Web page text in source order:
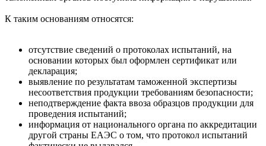
К таким основаниям относятся:
отсутствие сведений о протоколах испытаний, на
основании которых был оформлен сертификат или
декларация;
выявление по результатам таможенной экспертизы
несоответствия продукции требованиям безопасности;
неподтверждение факта ввоза образцов продукции для
проведения испытаний;
информация от национального органа по аккредитации
другой страны ЕАЭС о том, что протокол испытаний